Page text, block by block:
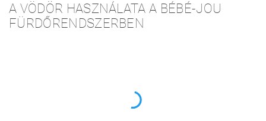
A VÖDÖR HASZNÁLATA A BÉBÉ-JOU
FÜRDŐRENDSZERBEN